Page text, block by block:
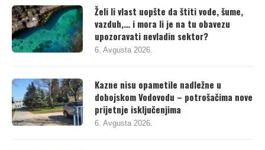
Želi li vlast uopšte da štiti vode, šume,
vazduh,… i mora li je na tu obavezu
upozoravati nevladin sektor?
6. Avgusta 2026.
Kazne nisu opametile nadležne u
dobojskom Vodovodu – potrošačima nove
prijetnje isključenjima
6. Avgusta 2026.